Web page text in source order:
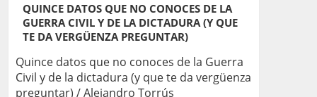
QUINCE DATOS QUE NO CONOCES DE LA
GUERRA CIVIL Y DE LA DICTADURA (Y QUE
TE DA VERGÜENZA PREGUNTAR)
Quince datos que no conoces de la Guerra
Civil y de la dictadura (y que te da vergüenza
preguntar) / Alejandro Torrús